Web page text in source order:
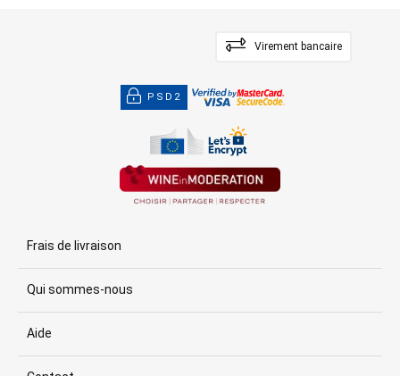
Virement bancaire
PSD2
Frais de livraison
Qui sommes-nous
Aide